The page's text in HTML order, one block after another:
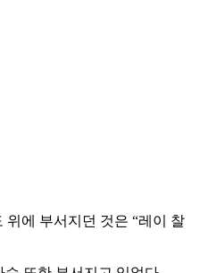
에 부서지던 것은 “레이 찰